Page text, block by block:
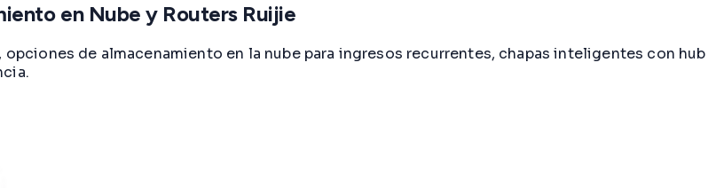
en Nube y Routers Ruijie
de almacenamiento en la nube para ingresos recurrentes, chapas inteligentes con hub